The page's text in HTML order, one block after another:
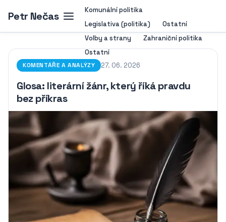
Petr Nečas
Komunální politika
Legislativa (politika)
Ostatní
Volby a strany
Zahraniční politika
Ostatní
KOMENTÁŘE A ANALÝZY 27. 06. 2026
Glosa: literární žánr, který říká pravdu
bez příkras